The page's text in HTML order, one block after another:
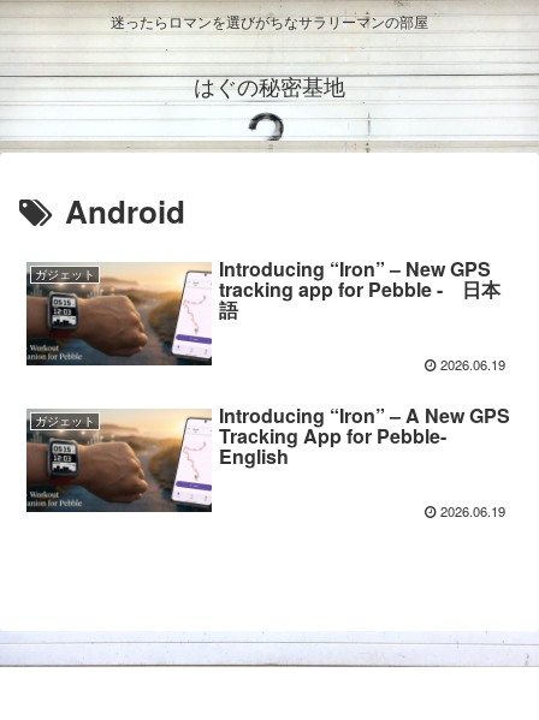
迷ったらロマンを選びがちなサラリーマンの部屋
はぐの秘密基地
Android
ガジェット Introducing “Iron” – New GPS
tracking app for Pebble - 日本
語
2026.06.19
ガジェット Introducing “Iron” – A New GPS
Tracking App for Pebble-
English
2026.06.19